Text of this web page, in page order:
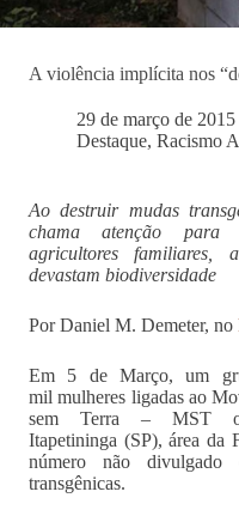
A violência implícita nos
29 de março de 2015
Destaque, Racismo
Ao destruir mudas
chama atenção para
agricultores familiares,
devastam biodiversidade
Por Daniel M. Demeter, no
Em 5 de Março, um
mil mulheres ligadas ao
sem Terra – MST
Itapetininga (SP), área da
número não divulgado
transgênicas.